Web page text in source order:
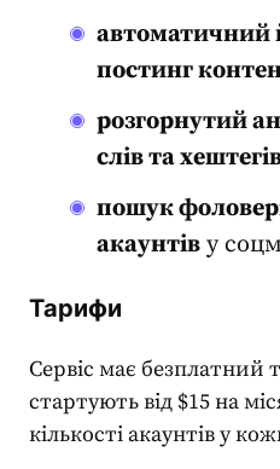
автоматичний
постинг
розгорнутий
слів та
пошук
акаунтів у
Тарифи
Сервіс має
стартують від $15 на
кількості акаунтів у